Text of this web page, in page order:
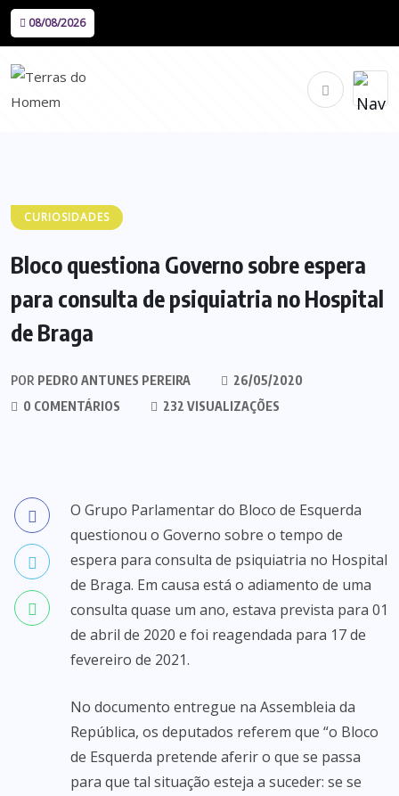
08/08/2026
CURIOSIDADES
Bloco questiona Governo sobre espera
para consulta de psiquiatria no Hospital
de Braga
POR PEDRO ANTUNES PEREIRA
26/05/2020
0 COMENTÁRIOS
232 VISUALIZAÇÕES
O Grupo Parlamentar do Bloco de Esquerda
questionou o Governo sobre o tempo de
espera para consulta de psiquiatria no Hospital
de Braga. Em causa está o adiamento de uma
consulta quase um ano, estava prevista para 01
de abril de 2020 e foi reagendada para 17 de
fevereiro de 2021.
No documento entregue na Assembleia da
República, os deputados referem que “o Bloco
de Esquerda pretende aferir o que se passa
para que tal situação esteja a suceder: se se